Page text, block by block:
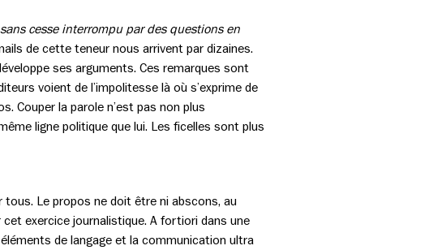
cesse interrompu par des questions en
de cette teneur nous arrivent par dizaines.
ses arguments. Ces remarques sont
voient de l’impolitesse là où s’exprime de
Couper la parole n’est pas non plus
ligne politique que lui. Les ficelles sont plus
tous. Le propos ne doit être ni abscons, au
exercice journalistique. A fortiori dans une
de langage et la communication ultra